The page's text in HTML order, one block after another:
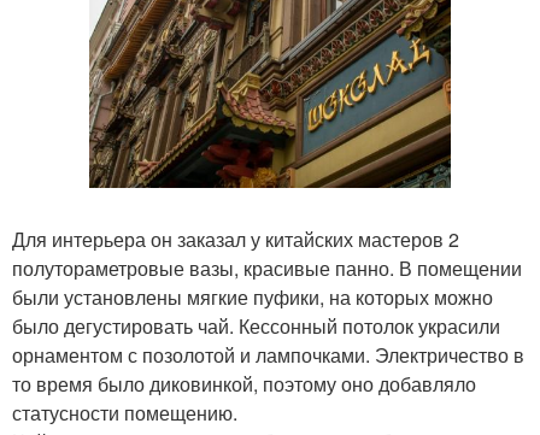
Для интерьера он заказал у китайских мастеров 2
полутораметровые вазы, красивые панно. В помещении
были установлены мягкие пуфики, на которых можно
было дегустировать чай. Кессонный потолок украсили
орнаментом с позолотой и лампочками. Электричество в
то время было диковинкой, поэтому оно добавляло
статусности помещению.